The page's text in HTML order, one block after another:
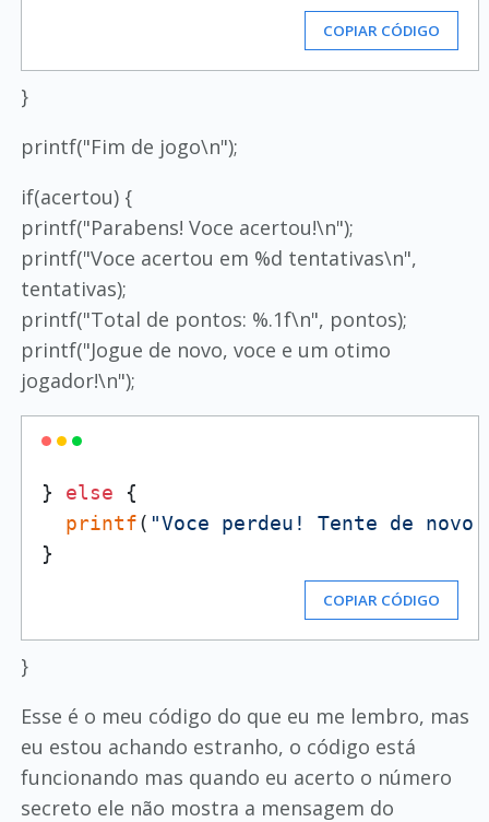
COPIAR CÓDIGO
}
printf("Fim de jogo\n");
if(acertou) {
printf("Parabens! Voce acertou!\n");
printf("Voce acertou em %d tentativas\n",
tentativas);
printf("Total de pontos: %.1f\n", pontos);
printf("Jogue de novo, voce e um otimo
jogador!\n");
} else {
printf( "Voce perdeu! Tente de
COPIAR CÓDIGO
}
Esse é o meu código do que eu me lembro, mas
eu estou achando estranho, o código está
funcionando mas quando eu acerto o número
secreto ele não mostra a mensagem do